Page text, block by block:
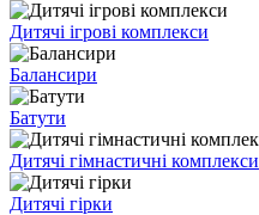
Дитячі ігрові комплекси
Балансири
Батути
Дитячі гімнастичні комплекси
Дитячі гірки